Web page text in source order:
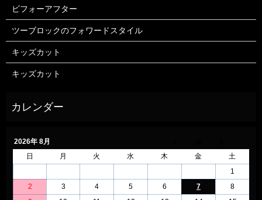
ビフォーアフター
ツーブロックのフォワードスタイル
キッズカット
キッズカット
2026年 8月
日
月 火 水 木 金
土
1
2
3 4 5 6 7
8